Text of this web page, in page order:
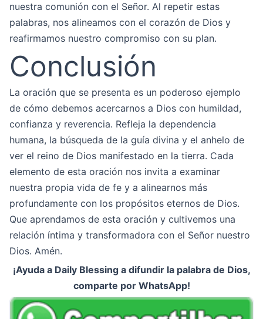
nuestra comunión con el Señor. Al repetir estas
palabras, nos alineamos con el corazón de Dios y
reafirmamos nuestro compromiso con su plan.
Conclusión
La oración que se presenta es un poderoso ejemplo
de cómo debemos acercarnos a Dios con humildad,
confianza y reverencia. Refleja la dependencia
humana, la búsqueda de la guía divina y el anhelo de
ver el reino de Dios manifestado en la tierra. Cada
elemento de esta oración nos invita a examinar
nuestra propia vida de fe y a alinearnos más
profundamente con los propósitos eternos de Dios.
Que aprendamos de esta oración y cultivemos una
relación íntima y transformadora con el Señor nuestro
Dios. Amén.
¡Ayuda a Daily Blessing a difundir la palabra de Dios,
comparte por WhatsApp!